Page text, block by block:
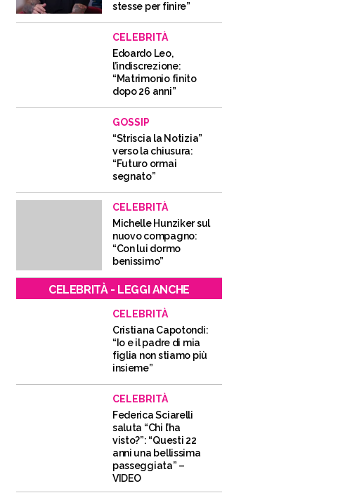
stesse per finire”
CELEBRITÀ
Edoardo Leo,
l’indiscrezione:
“Matrimonio finito
dopo 26 anni”
GOSSIP
“Striscia la Notizia”
verso la chiusura:
“Futuro ormai
segnato”
CELEBRITÀ
Michelle Hunziker sul
nuovo compagno:
“Con lui dormo
benissimo”
CELEBRITÀ - LEGGI ANCHE
CELEBRITÀ
Cristiana Capotondi:
“Io e il padre di mia
figlia non stiamo più
insieme”
CELEBRITÀ
Federica Sciarelli
saluta “Chi l’ha
visto?”: “Questi 22
anni una bellissima
passeggiata” –
VIDEO